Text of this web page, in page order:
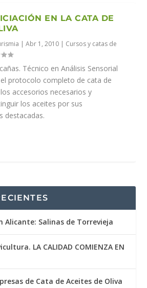
EN LA CATA DE
|Abr 1, 2010 | Cursos y catas de
Técnico en Análisis Sensorial
protocolo completo de cata de
accesorios necesarios y
los aceites por sus
destacadas.
Alicante: Salinas de Torrevieja
LA CALIDAD COMIENZA EN
de Cata de Aceites de Oliva